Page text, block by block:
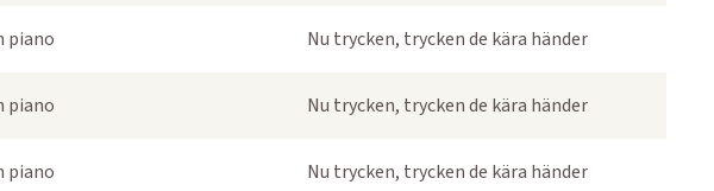
piano Nu trycken, trycken de kära händer
piano Nu trycken, trycken de kära händer
piano Nu trycken, trycken de kära händer